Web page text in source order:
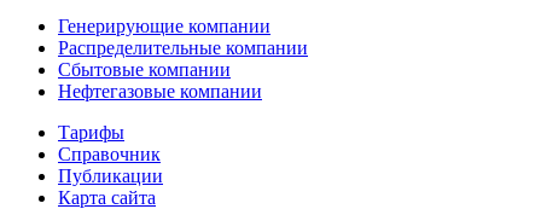
Генерирующие компании
Распределительные компании
Сбытовые компании
Нефтегазовые компании
Тарифы
Справочник
Публикации
Карта сайта